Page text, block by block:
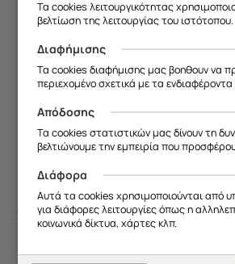
Προσθήκη
Στο
Καλάθι
Θήκη Epic Quotes - Από
τον ψυχαναλυτή
Galaxy F04 Flexible TPU
Θήκη
Galaxy
Τα cookies λειτουργικότητας
βελτίωση της λειτουργίας του ιστότοπου.
Διαφήμισης
Τα cookies διαφήμισης μας βοηθουν να
περιεχομένο σχετικά με τα
Απόδοσης
Τα cookies στατιστικών μας δίνουν τη
βελτιώνουμε την εμπειρία που
Διάφορα
Αυτά τα cookies χρησιμοποιούνται από
για διάφορες λειτουργίες όπως η
κοινωνικά δίκτυα, χάρτες κλπ.